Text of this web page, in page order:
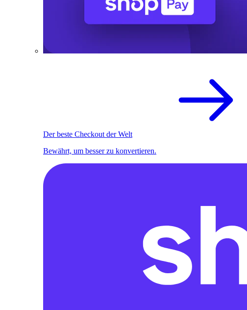
Der beste Checkout der Welt
Bewährt, um besser zu konvertieren.